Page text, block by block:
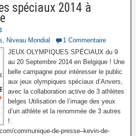
spéciaux 2014 à
, Niveau Mondial
1 Commentaire
JEUX OLYMPIQUES SPÉCIAUX du 9
au 20 Septembre 2014 en Belgique ! Une
belle campagne pour intéresser le public
aux jeux olympiques spéciaux d’Anvers,
avec la collaboration active de 3 athlètes
belges Utilisation de l’image des yeux
d’un athlète et la renommée de 3 autres
!:
communique-de-presse–kevin-de-